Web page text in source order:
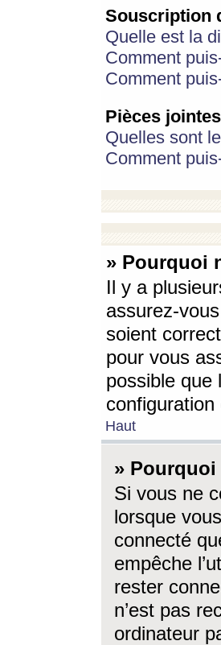
Souscription
Quelle est la
Comment
Comment
Pièces jointes
Quelles sont
Comment
» Pourquoi
Il y a
assurez-
soient
pour vous
possible que
configuration
Haut
»
Si vous ne
lorsque
connecté
empêche
rester
n’est pas
ordinateur